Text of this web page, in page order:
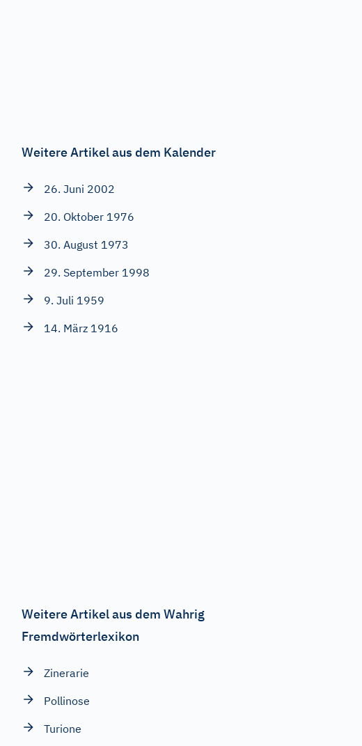
Weitere Artikel aus dem Kalender
26. Juni 2002
20. Oktober 1976
30. August 1973
29. September 1998
9. Juli 1959
14. März 1916
Weitere Artikel aus dem Wahrig
Fremdwörterlexikon
Zinerarie
Pollinose
Turione